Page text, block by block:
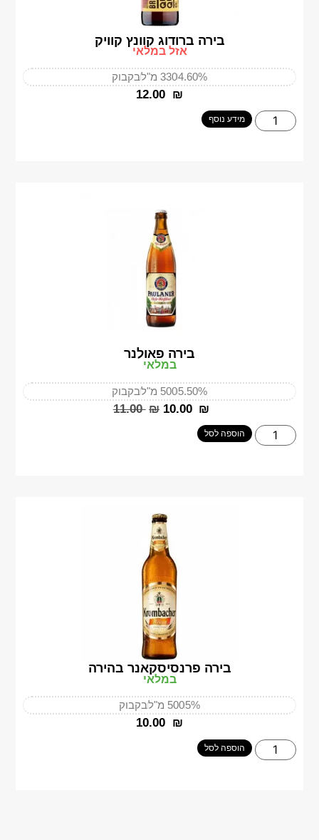
בירה ברודוג קוונץ קוויק
אזל במלאי
4.60%330 מ"ל בקבוק
‎12.00 ₪
מידע נוסף
בירה פאולנר
במלאי
5.50%500 מ"ל בקבוק
‎11.00 ₪ ‎10.00 ₪
הוספה לסל
בירה פרנסיסקאנר בהירה
במלאי
5%500 מ"ל בקבוק
‎10.00 ₪
הוספה לסל